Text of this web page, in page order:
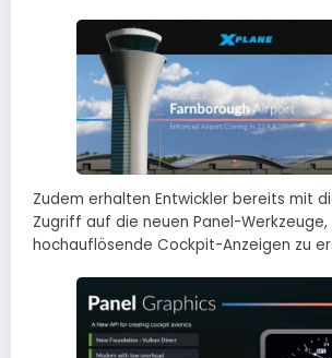
Zudem erhalten Entwickler bereits mit
Zugriff auf die neuen Panel-Werkzeuge,
hochauflösende Cockpit-Anzeigen zu